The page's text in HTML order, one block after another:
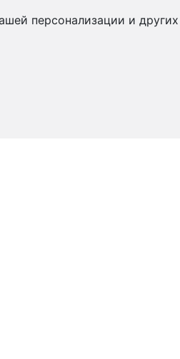
персонализации и